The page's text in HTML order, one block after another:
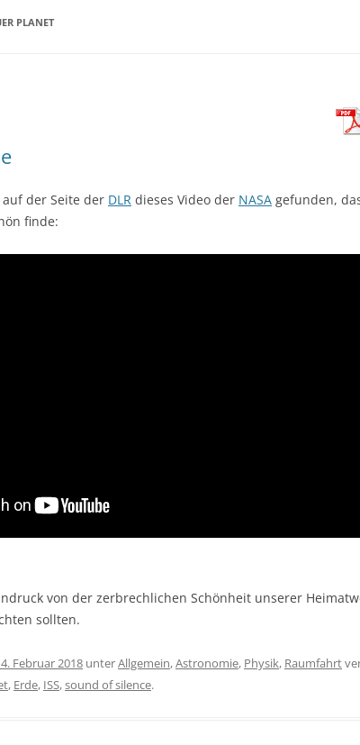
PLANET
der Seite der DLR dieses Video der NASA gefunden,
finde:
von der zerbrechlichen Schönheit unserer
sollten.
Februar 2018 unterAllgemein,Astronomie, Physik, Raumfahrt
, Erde, ISS,sound of silence.